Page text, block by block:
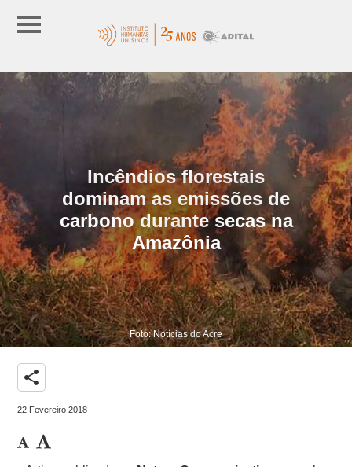
Incêndios florestais
dominam as emissões de
carbono durante secas na
Amazônia
Foto: Notícias do Acre
share
22 Fevereiro 2018